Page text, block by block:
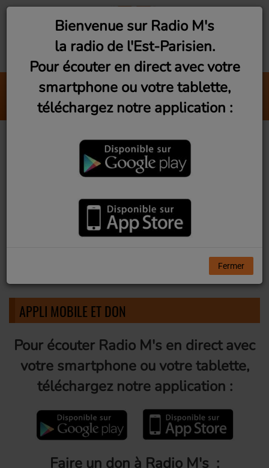
Contre-Soirée
St Graal
Next
APPLI MOBILE ET DON
Pour écouter Radio M's en direct avec
votre smartphone ou votre tablette,
téléchargez notre application :
Faire un don à Radio M's :
Bienvenue sur Radio M's
la radio de l'Est-Parisien.
Pour écouter en direct avec votre
smartphone ou votre tablette,
téléchargez notre application :
Fermer